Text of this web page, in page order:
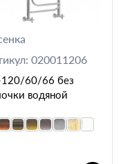
020011206
60/66 без
водяной